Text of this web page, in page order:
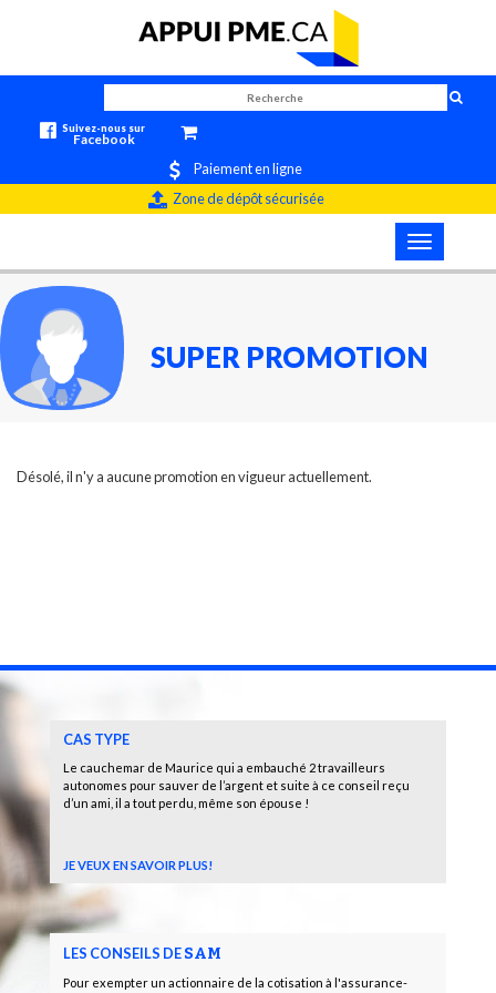
Suivez-nous sur
Facebook
Paiement en ligne
Zone de dépôt sécurisée
Toggle
navigation
SUPER PROMOTION
Désolé, il n'y a aucune promotion en vigueur actuellement.
CAS TYPE
Le cauchemar de Maurice qui a embauché 2 travailleurs
autonomes pour sauver de l’argent et suite à ce conseil reçu
d’un ami, il a tout perdu, même son épouse !
JE VEUX EN SAVOIR PLUS!
LES CONSEILS DESAM
Pour exempter un actionnaire de la cotisation à l'assurance-